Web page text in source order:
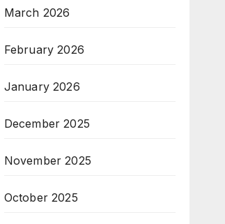
March 2026
February 2026
January 2026
December 2025
November 2025
October 2025